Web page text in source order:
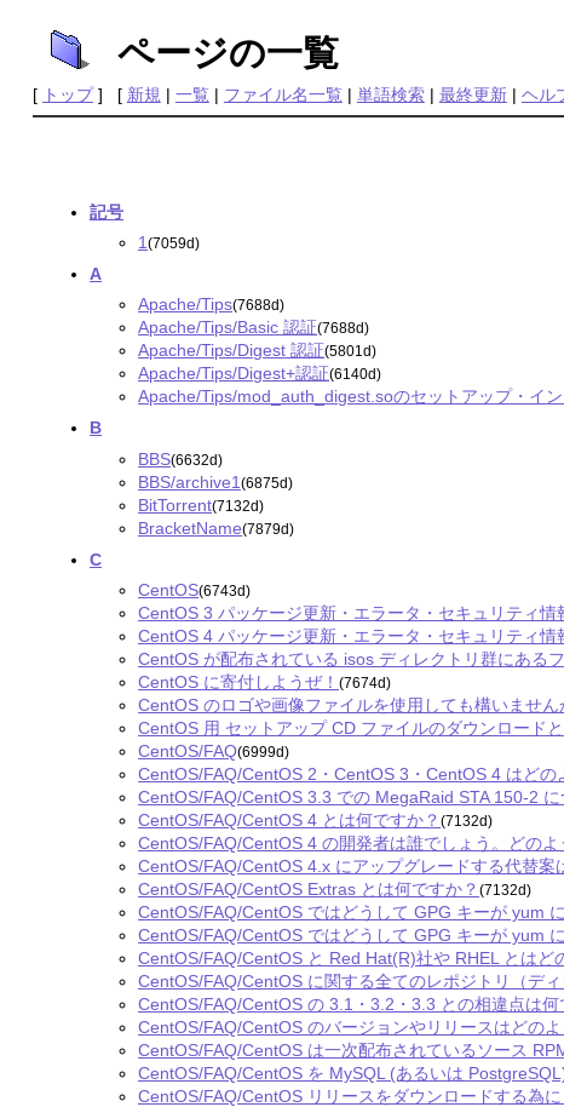
ページの一覧
[ トップ] [ 新規 | 一覧 | ファイル名一覧 | 単語検索| 最終更新| ヘル
記号
1(7059d)
A
Apache/Tips(7688d)
Apache/Tips/Basic 認証(7688d)
Apache/Tips/Digest 認証(5801d)
Apache/Tips/Digest+認証(6140d)
Apache/Tips/mod_auth_digest.soのセットアップ・イ
B
BBS(6632d)
BBS/archive1(6875d)
BitTorrent(7132d)
BracketName(7879d)
C
CentOS(6743d)
CentOS 3 パッケージ更新・エラータ・セキュリティ情
CentOS 4 パッケージ更新・エラータ・セキュリティ情
CentOS が配布されている isos ディレクトリ群にある
CentOS に寄付しようぜ！(7674d)
CentOS のロゴや画像ファイルを使用しても構いません
CentOS 用 セットアップ CD ファイルのダウンロード
CentOS/FAQ(6999d)
CentOS/FAQ/CentOS 2・CentOS 3・CentOS 4 はどの
CentOS/FAQ/CentOS 3.3 での MegaRaid STA 150-2
CentOS/FAQ/CentOS 4 とは何ですか？(7132d)
CentOS/FAQ/CentOS 4 の開発者は誰でしょう。どの
CentOS/FAQ/CentOS 4.x にアップグレードする代替案
CentOS/FAQ/CentOS Extras とは何ですか？(7132d)
CentOS/FAQ/CentOS ではどうして GPG キーが yum
CentOS/FAQ/CentOS ではどうして GPG キーが yum
CentOS/FAQ/CentOS と Red Hat(R)社や RHEL とはど
CentOS/FAQ/CentOS に関する全てのレポジトリ（デ
CentOS/FAQ/CentOS の 3.1・3.2・3.3 との相違点は
CentOS/FAQ/CentOS のバージョンやリリースはどの
CentOS/FAQ/CentOS は一次配布されているソース
CentOS/FAQ/CentOS を MySQL (あるいは
CentOS/FAQ/CentOS リリースをダウンロードする為